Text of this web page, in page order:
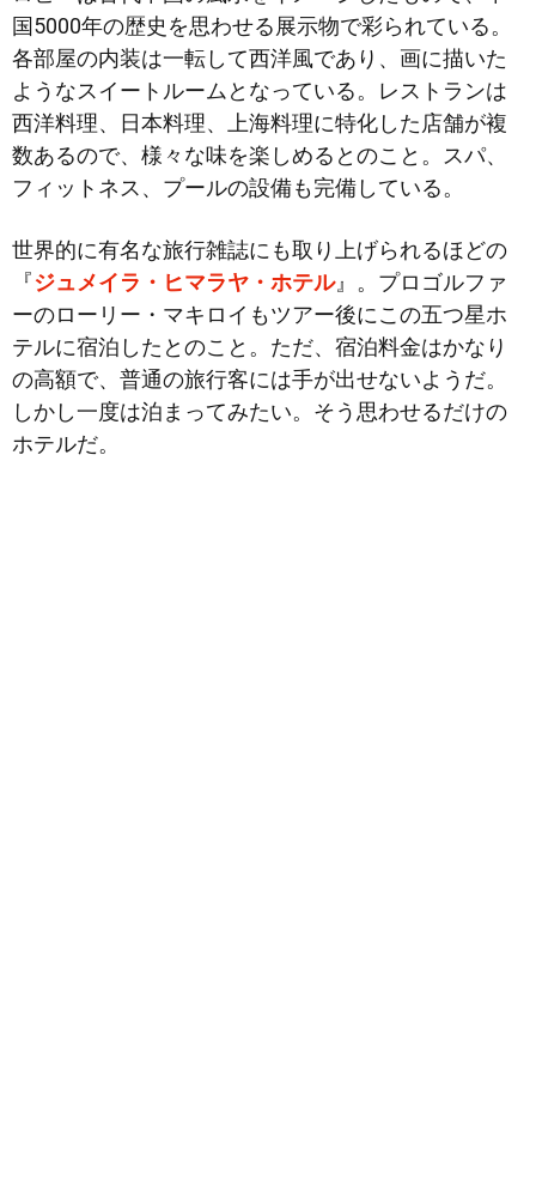
国5000年の歴史を思わせる展示物で彩られている。
各部屋の内装は一転して西洋風であり、画に描いた
ようなスイートルームとなっている。レストランは
西洋料理、日本料理、上海料理に特化した店舗が複
数あるので、様々な味を楽しめるとのこと。スパ、
フィットネス、プールの設備も完備している。
世界的に有名な旅行雑誌にも取り上げられるほどの
『ジュメイラ・ヒマラヤ・ホテル』。プロゴルファ
ーのローリー・マキロイもツアー後にこの五つ星ホ
テルに宿泊したとのこと。ただ、宿泊料金はかなり
の高額で、普通の旅行客には手が出せないようだ。
しかし一度は泊まってみたい。そう思わせるだけの
ホテルだ。